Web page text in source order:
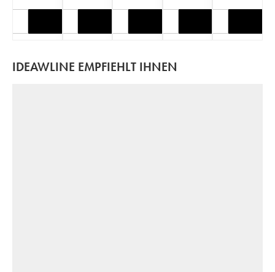
IDEAWLINE EMPFIEHLT IHNEN